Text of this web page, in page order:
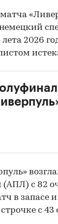
2026
с 82
в запасе
с